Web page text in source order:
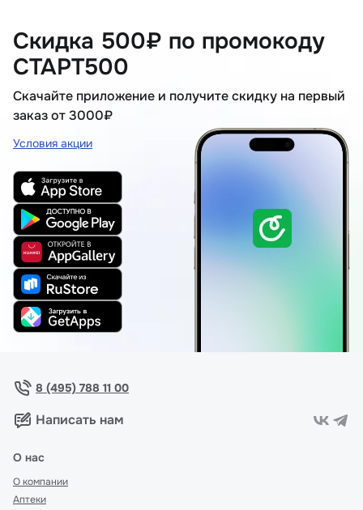
Скидка 500₽ по промокоду
СТАРТ500
Скачайте приложение и получите скидку на первый
заказ от 3000₽
Условия акции
8 (495) 788 11 00
Написать нам
О нас
О компании
Аптеки